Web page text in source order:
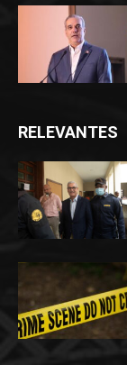
RELEVANTES